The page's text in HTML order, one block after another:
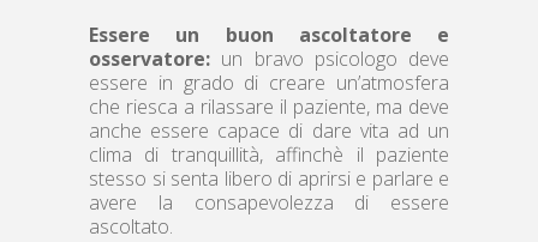
Essere un buon ascoltatore e
osservatore: un bravo psicologo deve
essere in grado di creare un’atmosfera
che riesca a rilassare il paziente, ma deve
anche essere capace di dare vita ad un
clima di tranquillità, affinchè il paziente
stesso si senta libero di aprirsi e parlare e
avere la consapevolezza di essere
ascoltato.